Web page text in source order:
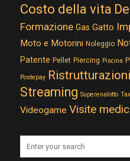
Costo della vita
Formazione Gas Gatto
Moto e Motorini Noleggio
Patente Pellet Piercing Piscina
Postepay Ristrutturazioni
Streaming Superenalotto
Videogame Visite